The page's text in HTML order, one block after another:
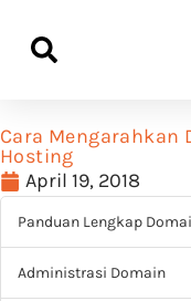
Cara Mengarahkan
Hosting
April 19, 2018
Panduan Lengkap
Administrasi Domain